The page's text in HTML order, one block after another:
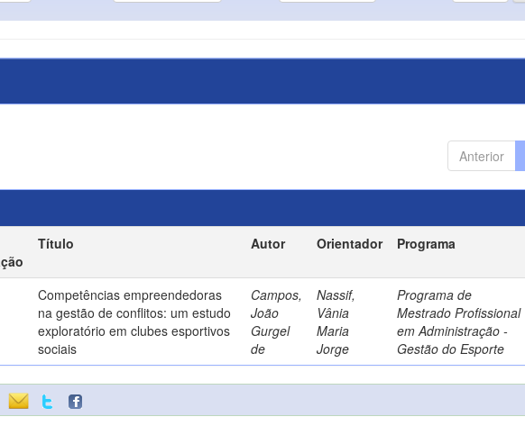
Anterior
Título Autor Orientador Programa
Competências empreendedoras
na gestão de conflitos: um estudo
exploratório em clubes esportivos
sociais
Campos,
João
Gurgel
de
Nassif,
Vânia
Maria
Jorge
Programa de
Mestrado Profissional
em Administração -
Gestão do Esporte